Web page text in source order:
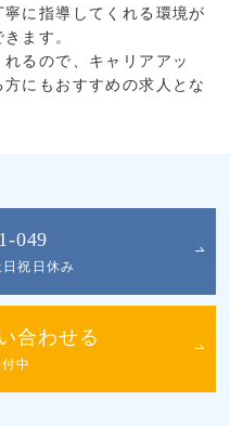
に指導してくれる環境が
ます。
るので、キャリアアッ
にもおすすめの求人とな
049
祝日休み
合わせる
中